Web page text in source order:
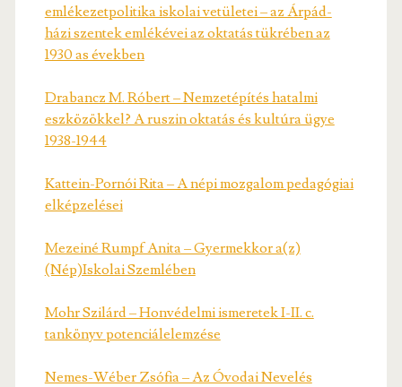
emlékezetpolitika iskolai vetületei – az Árpád-
házi szentek emlékévei az oktatás tükrében az
1930 as években
Drabancz M. Róbert – Nemzetépítés hatalmi
eszközökkel? A ruszin oktatás és kultúra ügye
1938-1944
Kattein-Pornói Rita – A népi mozgalom pedagógiai
elképzelései
Mezeiné Rumpf Anita – Gyermekkor a(z)
(Nép)Iskolai Szemlében
Mohr Szilárd – Honvédelmi ismeretek I-II. c.
tankönyv potenciálelemzése
Nemes-Wéber Zsófia – Az Óvodai Nevelés